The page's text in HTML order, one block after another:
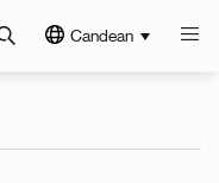
Candean